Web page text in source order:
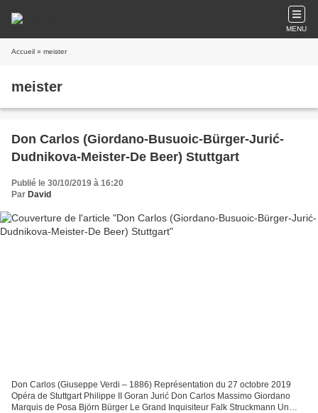
MENU
Accueil » meister
meister
Don Carlos (Giordano-Busuoic-Bürger-Jurić-
Dudnikova-Meister-De Beer) Stuttgart
Publié le 30/10/2019 à 16:20
Par David
Don Carlos (Giuseppe Verdi – 1886) Représentation du 27 octobre 2019
Opéra de Stuttgart Philippe II Goran Jurić Don Carlos Massimo Giordano
Marquis de Posa Björn Bürger Le Grand Inquisiteur Falk Struckmann Un